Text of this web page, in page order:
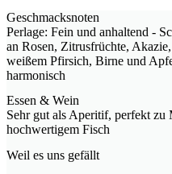
Geschmacksnoten
Perlage: Fein und anhaltend -
an Rosen, Zitrusfrüchte,
weißem Pfirsich, Birne und
harmonisch
Essen & Wein
Sehr gut als Aperitif, perfekt zu
hochwertigem Fisch
Weil es uns gefällt